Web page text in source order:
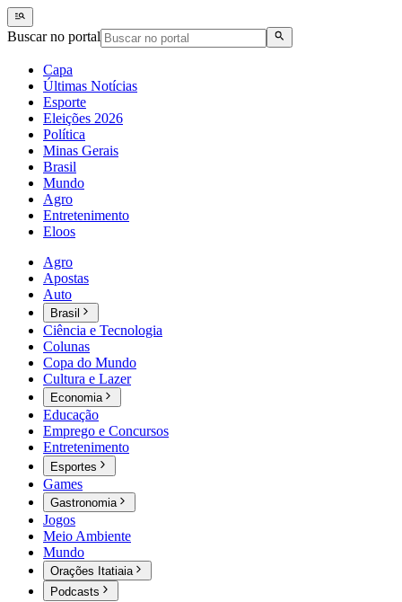
Buscar no portal
Capa
Últimas Notícias
Esporte
Eleições 2026
Política
Minas Gerais
Brasil
Mundo
Agro
Entretenimento
Eloos
Agro
Apostas
Auto
Brasil
Ciência e Tecnologia
Colunas
Copa do Mundo
Cultura e Lazer
Economia
Educação
Emprego e Concursos
Entretenimento
Esportes
Games
Gastronomia
Jogos
Meio Ambiente
Mundo
Orações Itatiaia
Podcasts